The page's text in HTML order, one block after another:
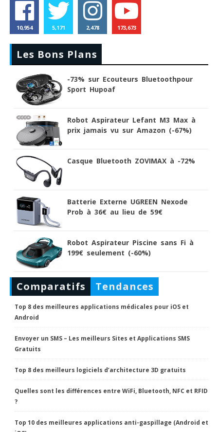
10,954 5,171 2,478 173,673
Les Bons Plans
-73% sur Ecouteurs Bluetoothpour
Sport Hupoaf
Robot Aspirateur Lefant M3 Max à
prix jamais vu sur Amazon (-67%)
Casque Bluetooth ZOVIMAX à -72%
Batterie Externe UGREEN Nexode
Prob à 36€ au lieu de 59€
Robot Aspirateur Piscine sans Fi à
199€ seulement (-60%)
Comparatifs Tendances
Top 8 des meilleures applications médicales pour iOS et
Android
Envoyer un SMS – Les meilleurs Sites et Applications SMS
Gratuits
Top 8 des meilleurs logiciels d’architecture 3D gratuits
Quelles sont les différences entre WiFi, Bluetooth, NFC et RFID
?
Top 10 des meilleures applications anti-gaspillage (Android et